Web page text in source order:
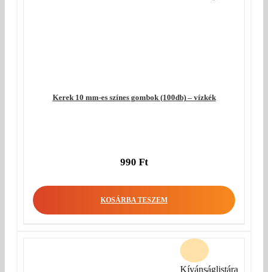
Kerek 10 mm-es színes gombok (100db) – vízkék
990 Ft
KOSÁRBA TESZEM
Kívánságlistára